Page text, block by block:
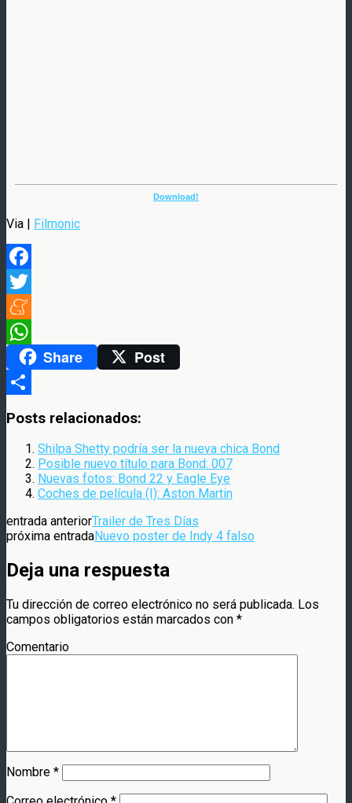
Download!
Via | Filmonic
Facebook
Twitter
Meneame
WhatsAppShare Post
Posts relacionados:
Shilpa Shetty podría ser la nueva chica Bond
Posible nuevo título para Bond: 007
Nuevas fotos: Bond 22 y Eagle Eye
Coches de película (I): Aston Martin
entrada anteriorTrailer de Tres Días
próxima entradaNuevo poster de Indy 4 falso
Deja una respuesta
Tu dirección de correo electrónico no será publicada. Los
campos obligatorios están marcados con *
Comentario
Nombre *